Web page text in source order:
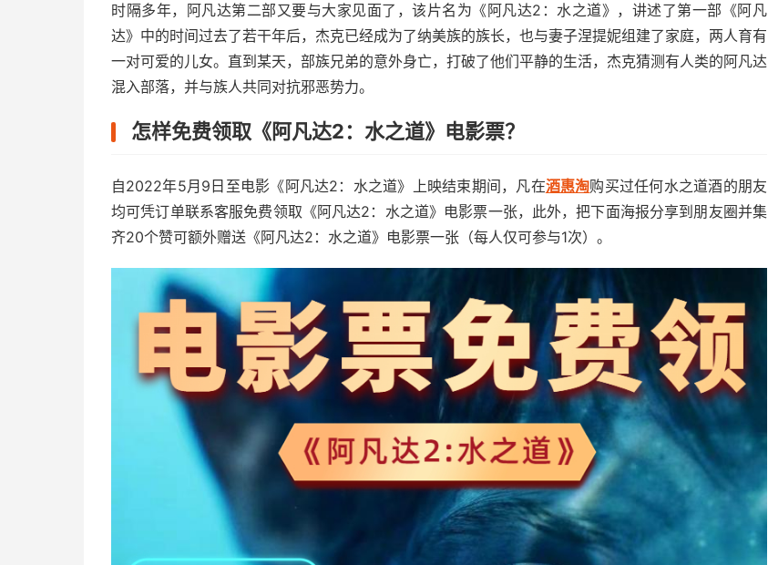
时隔多年，阿凡达第二部又要与大家见面了，该片名为《阿凡达2：水之道》，讲述了第一部《阿凡
达》中的时间过去了若干年后，杰克已经成为了纳美族的族长，也与妻子涅提妮组建了家庭，两人育有
一对可爱的儿女。直到某天，部族兄弟的意外身亡，打破了他们平静的生活，杰克猜测有人类的阿凡达
混入部落，并与族人共同对抗邪恶势力。
怎样免费领取《阿凡达2：水之道》电影票？
自2022年5月9日至电影《阿凡达2：水之道》上映结束期间，凡在酒惠淘购买过任何水之道酒的朋友
均可凭订单联系客服免费领取《阿凡达2：水之道》电影票一张，此外，把下面海报分享到朋友圈并集
齐20个赞可额外赠送《阿凡达2：水之道》电影票一张（每人仅可参与1次）。